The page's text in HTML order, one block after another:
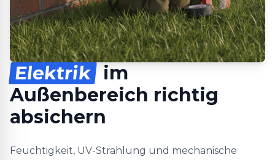
Elektrik im
Außenbereich richtig
absichern
Feuchtigkeit, UV-Strahlung und mechanische